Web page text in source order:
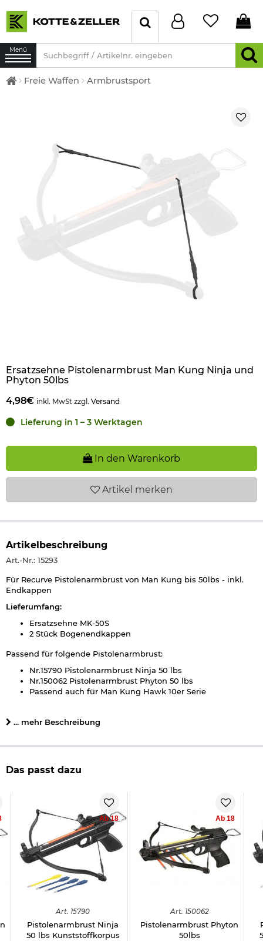
Menü
Freie Waffen Armbrustsport
Ersatzsehne Pistolenarmbrust Man Kung Ninja und
Phyton 50lbs
4,98€ inkl. MwSt zzgl. Versand
Lieferung in 1 – 3 Werktagen
In den Warenkorb
Artikel merken
Artikelbeschreibung
Art.-Nr.: 15293
Für Recurve Pistolenarmbrust von Man Kung bis 50lbs - inkl.
Endkappen
Lieferumfang:
Ersatzsehne MK-50S
2 Stück Bogenendkappen
Passend für folgende Pistolenarmbrust:
Nr.15790 Pistolenarmbrust Ninja 50 lbs
Nr.150062 Pistolenarmbrust Phyton 50 lbs
Passend auch für Man Kung Hawk 10er Serie
... mehr Beschreibung
Das passt dazu
Ab 18
Art. 15790
Pistolenarmbrust Ninja
50 lbs Kunststoffkorpus
Ab 18
Art. 150062
Pistolenarmbrust Phyton
50lbs